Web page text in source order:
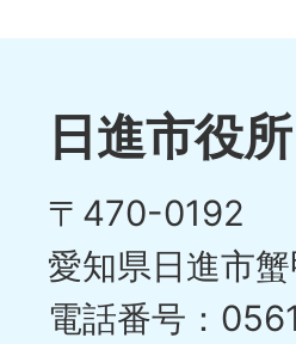
日進市役所
〒470-0192
愛知県日進市
電話番号：